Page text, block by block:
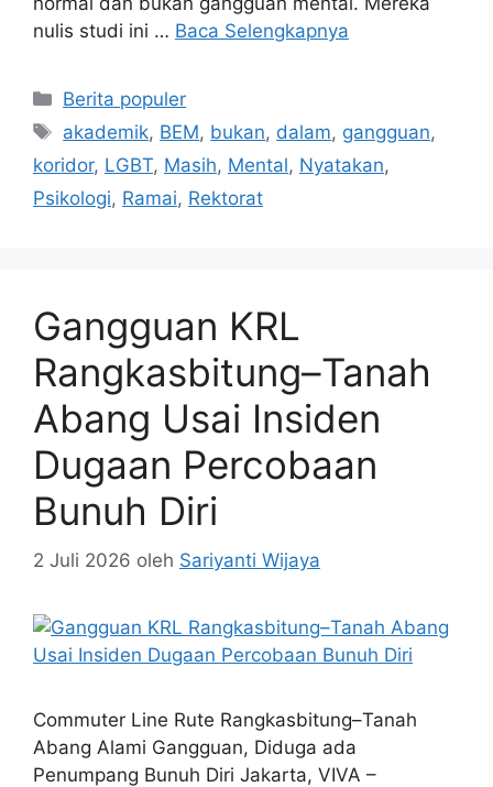
nulis studi ini … Baca Selengkapnya
Kategori
Berita populer
Tag
akademik, BEM, bukan, dalam, gangguan,
koridor, LGBT, Masih, Mental, Nyatakan,
Psikologi, Ramai, Rektorat
Gangguan KRL
Rangkasbitung–Tanah
Abang Usai Insiden
Dugaan Percobaan
Bunuh Diri
2 Juli 2026 oleh Sariyanti Wijaya
Commuter Line Rute Rangkasbitung–Tanah
Abang Alami Gangguan, Diduga ada
Penumpang Bunuh Diri Jakarta, VIVA –